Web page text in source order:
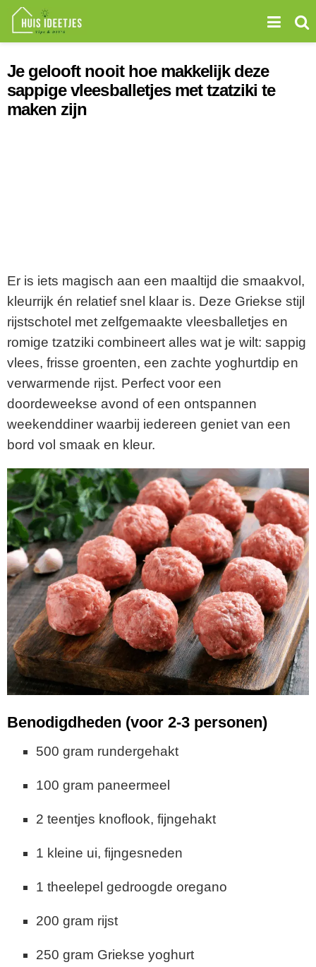
Je gelooft nooit hoe makkelijk deze
sappige vleesballetjes met tzatziki te
maken zijn
Er is iets magisch aan een maaltijd die smaakvol,
kleurrijk én relatief snel klaar is. Deze Griekse stijl
rijstschotel met zelfgemaakte vleesballetjes en
romige tzatziki combineert alles wat je wilt: sappig
vlees, frisse groenten, een zachte yoghurtdip en
verwarmende rijst. Perfect voor een
doordeweekse avond of een ontspannen
weekenddiner waarbij iedereen geniet van een
bord vol smaak en kleur.
Benodigdheden (voor 2-3 personen)
500 gram rundergehakt
100 gram paneermeel
2 teentjes knoflook, fijngehakt
1 kleine ui, fijngesneden
1 theelepel gedroogde oregano
200 gram rijst
250 gram Griekse yoghurt